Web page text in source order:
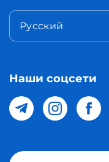
Русский
Наши соцсети